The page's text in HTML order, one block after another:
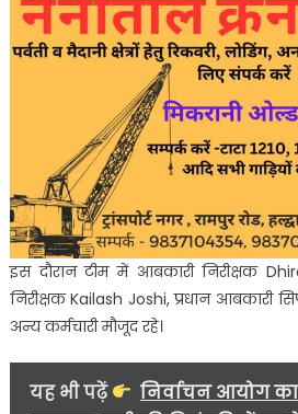
इस दौरान टीम में आबकारी निरीक्षक
निरीक्षक Kailash Joshi, प्रधान आबकारी
अन्य कर्मचारी मौजूद रहे।
यह भी पढ़ें
निर्वाचन आयोग